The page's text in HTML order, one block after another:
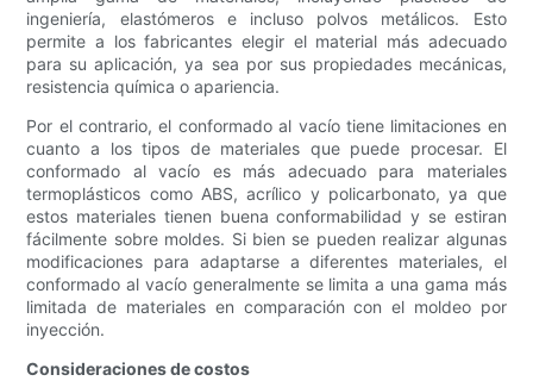
ingeniería, elastómeros e incluso polvos metálicos. Esto
permite a los fabricantes elegir el material más adecuado
para su aplicación, ya sea por sus propiedades mecánicas,
resistencia química o apariencia.
Por el contrario, el conformado al vacío tiene limitaciones en
cuanto a los tipos de materiales que puede procesar. El
conformado al vacío es más adecuado para materiales
termoplásticos como ABS, acrílico y policarbonato, ya que
estos materiales tienen buena conformabilidad y se estiran
fácilmente sobre moldes. Si bien se pueden realizar algunas
modificaciones para adaptarse a diferentes materiales, el
conformado al vacío generalmente se limita a una gama más
limitada de materiales en comparación con el moldeo por
inyección.
Consideraciones de costos